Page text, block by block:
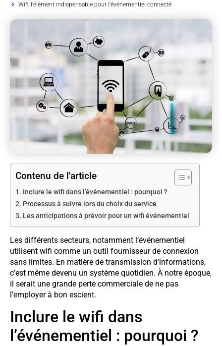
Wifi, l’élément indispensable pour l’événementiel connecté
Contenu de l'article
Inclure le wifi dans l’événementiel : pourquoi ?
Processus à suivre lors du choix du service
Les anticipations à prévoir pour un wifi événementiel
Les différents secteurs, notamment l’événementiel
utilisent wifi comme un outil fournisseur de connexion
sans limites. En matière de transmission d’informations,
c’est même devenu un système quotidien. À notre époque,
il serait une grande perte commerciale de ne pas
l’employer à bon escient.
Inclure le wifi dans
l’événementiel : pourquoi ?